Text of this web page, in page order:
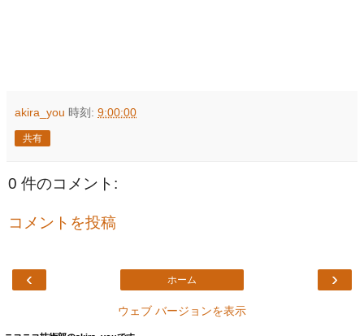
akira_you 時刻: 9:00:00
共有
0 件のコメント:
コメントを投稿
‹ ›
ホーム
ウェブ バージョンを表示